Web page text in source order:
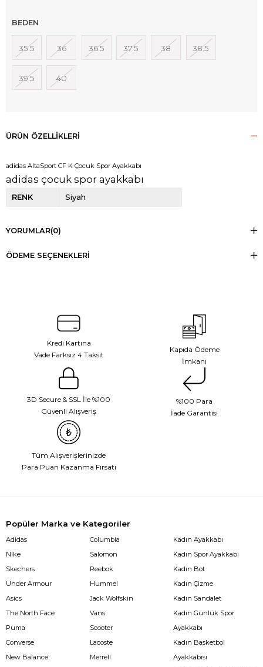
BEDEN
35.5 36 36.5 37.5 38 38.5
39.5 40
ÜRÜN ÖZELLIKLERI
adidas AltaSport CF K Çocuk Spor Ayakkabı
adidas çocuk spor ayakkabı
RENK Siyah
YORUMLAR(0)
ÖDEME SEÇENEKLERI
Kredi Kartına
Vade Farksız 4 Taksit
Kapıda Ödeme
İmkanı
3D Secure & SSL İle %100
Güvenli Alışveriş
%100 Para
İade Garantisi
Tüm Alışverişlerinizde
Para Puan Kazanma Fırsatı
Popüler Marka ve Kategoriler
Adidas
Nike
Skechers
Under Armour
Asics
The North Face
Puma
Converse
New Balance
Columbia
Salomon
Reebok
Hummel
Jack Wolfskin
Vans
Scooter
Lacoste
Merrell
Kadın Ayakkabı
Kadın Spor Ayakkabı
Kadın Bot
Kadın Çizme
Kadın Sandalet
Kadın Günlük Spor
Ayakkabı
Kadın Basketbol
Ayakkabısı